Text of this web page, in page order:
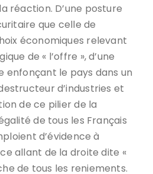
réaction. D’une posture
que celle de
économiques relevant
de « l’offre », d’une
enfonçant le pays dans un
d’industries et
de ce pilier de la
de tous les Français
d’évidence à
allant de la droite dite «
de tous les reniements.